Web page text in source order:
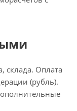
склада. Оплата
(рубль).